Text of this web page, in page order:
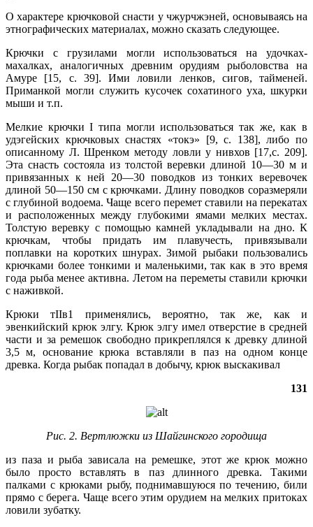
О характере крючковой снасти у чжурчжэней, основываясь на
этнографических материалах, можно сказать следующее.
Крючки с грузилами могли использоваться на удочках-
махалках, аналогичных древним орудиям рыболовства на
Амуре [15, с. 39]. Ими ловили ленков, сигов, тайменей.
Приманкой могли служить кусочек сохатиного уха, шкурки
мыши и т.п.
Мелкие крючки I типа могли использоваться так же, как в
удэгейских крючковых снастях «токэ» [9, с. 138], либо по
описанному Л. Шренком методу ловли у нивхов [17,с. 209].
Эта снасть состояла из толстой веревки длиной 10—30 м и
привязанных к ней 20—30 поводков из тонких веревочек
длиной 50—150 см с крючками. Длину поводков соразмеряли
с глубиной водоема. Чаще всего перемет ставили на перекатах
и расположенных между глубокими ямами мелких местах.
Толстую веревку с помощью камней укладывали на дно. К
крючкам, чтобы придать им плавучесть, привязывали
поплавки на коротких шнурах. Зимой рыбаки пользовались
крючками более тонкими и маленькими, так как в это время
года рыба менее активна. Летом на переметы ставили крючки
с наживкой.
Крюки тIIв1 применялись, вероятно, так же, как и
эвенкийский крюк элгу. Крюк элгу имел отверстие в средней
части и за ремешок свободно прикреплялся к древку длиной
3,5 м, основание крюка вставляли в паз на одном конце
древка. Когда рыбак попадал в добычу, крюк выскакивал
131
Рис. 2. Вертлюжки из Шайгинского городища
из паза и рыба зависала на ремешке, этот же крюк можно
было просто вставлять в паз длинного древка. Такими
палками с крюками рыбу, поднимавшуюся по течению, били
прямо с берега. Чаще всего этим орудием на мелких притоках
ловили зубатку.